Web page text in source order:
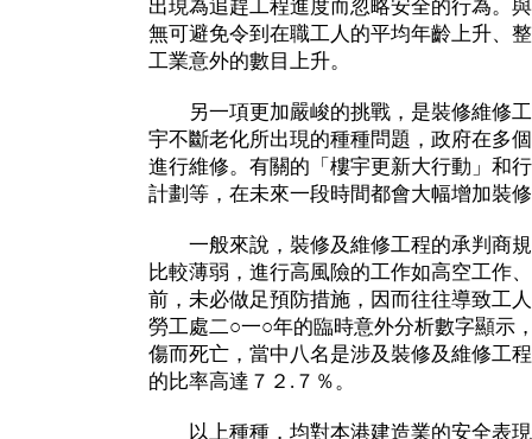
出現為追趕工程進度而忽略安全的行為。
無可避免令到在職工人的平均年齡上升、
工業意外的數目上升。
另一項更加嚴峻的挑戰，是裝修維修工
宇不斷老化所出現的種種問題，政府在多
進行維修。有關的「樓宇更新大行動」和
計劃等，在未來一段時間都會大幅增加裝
一般來說，裝修及維修工程的承判商規
比較薄弱，進行高風險的工作如高空工作
前，未必做足預防措施，因而往往導致工
勞工處二○一○年的臨時意外分析數字顯示
傷而死亡，當中八名是涉及裝修及維修工
的比率高達７２.７％。
以上種種，均對本港建造業的安全表現